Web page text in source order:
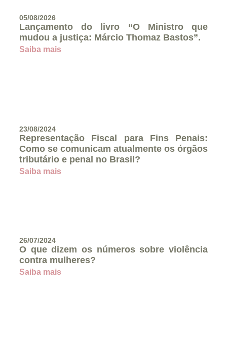
05/08/2026
Lançamento do livro “O Ministro que
mudou a justiça: Márcio Thomaz Bastos”.
Saiba mais
23/08/2024
Representação Fiscal para Fins Penais:
Como se comunicam atualmente os órgãos
tributário e penal no Brasil?
Saiba mais
26/07/2024
O que dizem os números sobre violência
contra mulheres?
Saiba mais